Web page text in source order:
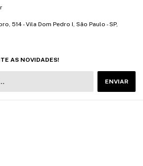
514 - Vila Dom Pedro I, São Paulo - SP,
AS NOVIDADES!